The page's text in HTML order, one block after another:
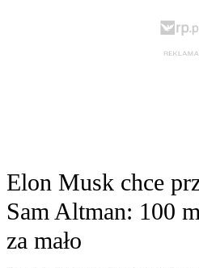
Elon Musk chce
Sam Altman: 100
za mało